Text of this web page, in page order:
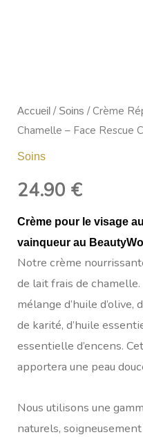
Accueil / Soins / Crème
Chamelle – Face Rescue
Soins
24.90 €
Crème pour le visage
vainqueur au
Notre crème
de lait frais de chamelle.
mélange d’huile d’olive,
de karité, d’huile
essentielle d’encens.
apportera une peau
Nous utilisons une
naturels,
Cream
Camel
Milk